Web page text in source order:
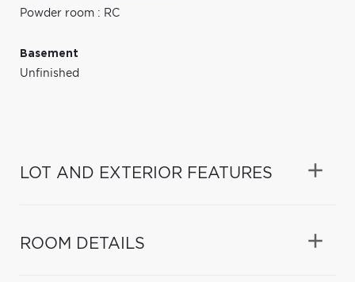
Powder room : RC
Basement
Unfinished
LOT AND EXTERIOR FEATURES
ROOM DETAILS